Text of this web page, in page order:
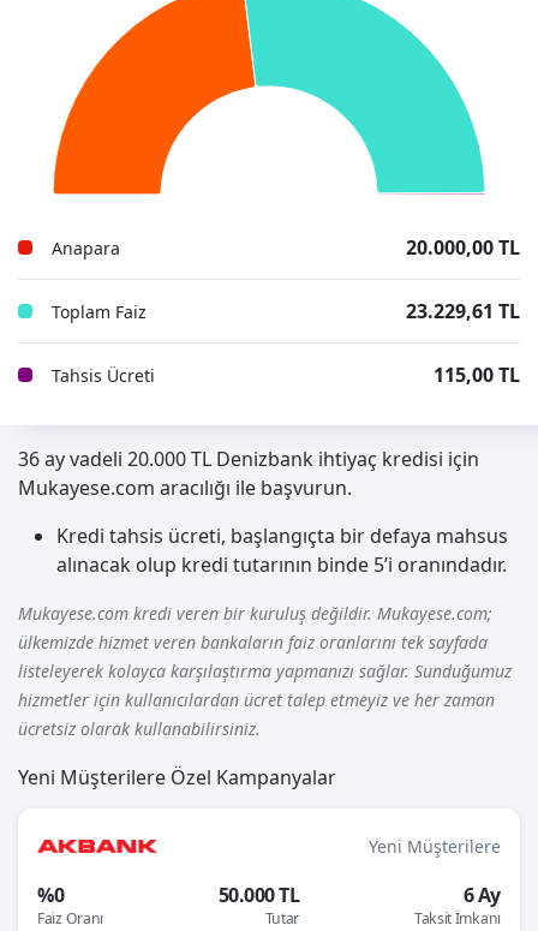
Anapara 20.000,00 TL
Toplam Faiz 23.229,61 TL
Tahsis Ücreti 115,00 TL
36 ay vadeli 20.000 TL Denizbank ihtiyaç kredisi için
Mukayese.com aracılığı ile başvurun.
Kredi tahsis ücreti, başlangıçta bir defaya mahsus
alınacak olup kredi tutarının binde 5’i oranındadır.
Mukayese.com kredi veren bir kuruluş değildir. Mukayese.com;
ülkemizde hizmet veren bankaların faiz oranlarını tek sayfada
listeleyerek kolayca karşılaştırma yapmanızı sağlar. Sunduğumuz
hizmetler için kullanıcılardan ücret talep etmeyiz ve her zaman
ücretsiz olarak kullanabilirsiniz.
Yeni Müşterilere Özel Kampanyalar
Yeni Müşterilere
%0
Faiz Oranı
50.000 TL
Tutar
6 Ay
Taksit İmkanı